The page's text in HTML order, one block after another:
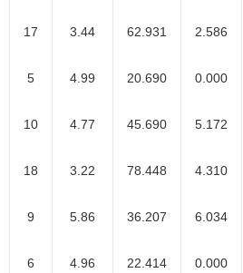
17 3.44 62.931 2.586
5 4.99 20.690 0.000
10 4.77 45.690 5.172
18 3.22 78.448 4.310
9 5.86 36.207 6.034
6 4.96 22.414 0.000